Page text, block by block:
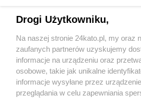
Wydawca mediów lokalnych
Drogi Użytkowniku,
Na naszej stronie 24kato.pl, my oraz
zaufanych partnerów uzyskujemy
informacje na urządzeniu oraz
osobowe, takie jak unikalne
informacje wysyłane przez
przeglądania w celu zapewniania